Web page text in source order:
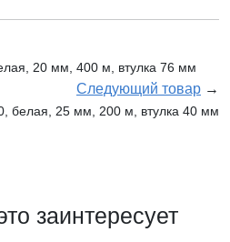
20 мм, 400 м, втулка 76 мм
Следующий товар →
белая, 25 мм, 200 м, втулка 40 мм
заинтересует